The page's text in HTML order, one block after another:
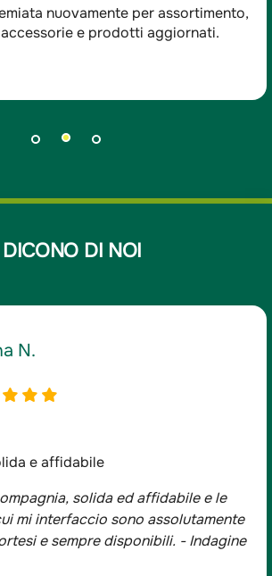
Groupama è stata premiata per
soddisfazione dei clienti RC auto.
DICONO DI NOI
/5
da oltre 20 anni
assicurato da oltre 20 anni e mi
bene, tutta la famiglia è con
Indagine Doxa*